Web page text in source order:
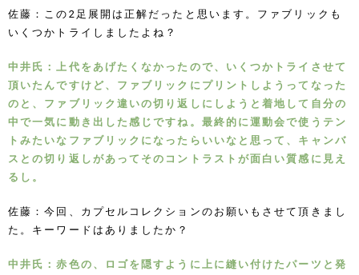
佐藤：この2足展開は正解だったと思います。ファブリックも
いくつかトライしましたよね？
中井氏：上代をあげたくなかったので、いくつかトライさせて
頂いたんですけど、ファブリックにプリントしようってなった
のと、ファブリック違いの切り返しにしようと着地して自分の
中で一気に動き出した感じですね。最終的に運動会で使うテン
トみたいなファブリックになったらいいなと思って、キャンバ
スとの切り返しがあってそのコントラストが面白い質感に見え
るし。
佐藤：今回、カプセルコレクションのお願いもさせて頂きまし
た。キーワードはありましたか？
中井氏：赤色の、ロゴを隠すように上に縫い付けたパーツと発